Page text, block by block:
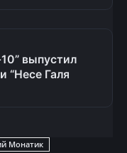
выпустил
“Несе Галя
Монатик